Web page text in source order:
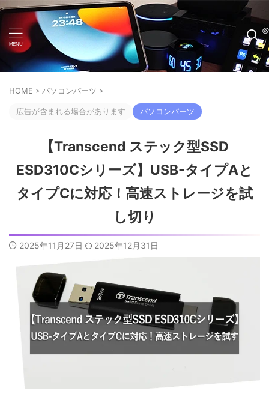
HOME > パソコンパーツ >
広告が含まれる場合があります パソコンパーツ
【Transcend ステック型SSD
ESD310Cシリーズ】USB-タイプAと
タイプCに対応！高速ストレージを試
し切り
2025年11月27日 2025年12月31日